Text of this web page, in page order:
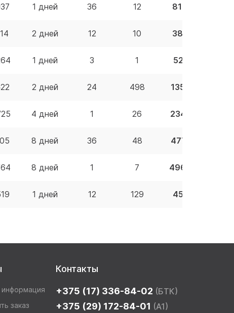
1 дней 36 12 811.19 BYN
2 дней 12 10 38.89 BYN
1 дней 3 1 52.73 BYN
2 дней 24 498 135.00 BYN
4 дней 1 26 234.56 BYN
8 дней 36 48 477.70 BYN
8 дней 1 7 496.98 BYN
1 дней 12 129 45.36 BYN
Контакты
+375 (17) 336-84-02 (БТК)
+375 (29) 172-84-01 (A1)
информация
заказ